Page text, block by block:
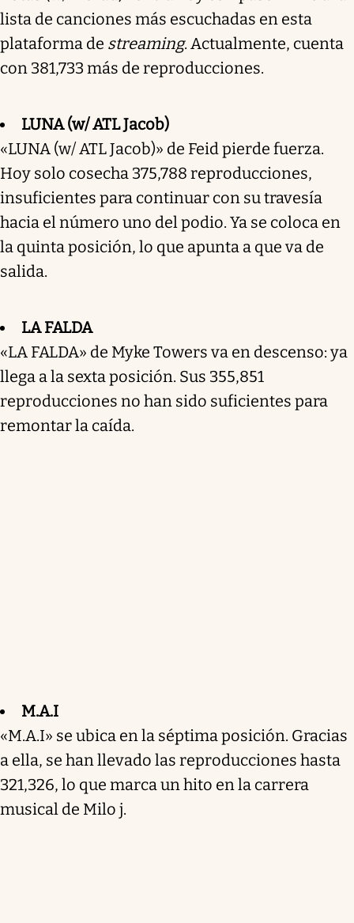
lista de canciones más escuchadas en esta
plataforma de streaming. Actualmente, cuenta
con 381,733 más de reproducciones.
LUNA (w/ ATL Jacob)
«LUNA (w/ ATL Jacob)» de Feid pierde fuerza.
Hoy solo cosecha 375,788 reproducciones,
insuficientes para continuar con su travesía
hacia el número uno del podio. Ya se coloca en
la quinta posición, lo que apunta a que va de
salida.
LA FALDA
«LA FALDA» de Myke Towers va en descenso: ya
llega a la sexta posición. Sus 355,851
reproducciones no han sido suficientes para
remontar la caída.
M.A.I
«M.A.I» se ubica en la séptima posición. Gracias
a ella, se han llevado las reproducciones hasta
321,326, lo que marca un hito en la carrera
musical de Milo j.